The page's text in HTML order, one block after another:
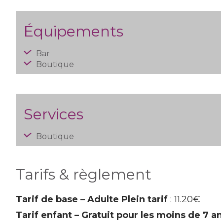
Équipements
Bar
Boutique
Services
Boutique
Tarifs & règlement
Tarif de base – Adulte Plein tarif : 11.20€
Tarif enfant – Gratuit pour les moins de 7